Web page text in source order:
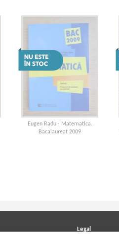
Eugen Radu - Matematica.
Bacalaureat 2009
Legal